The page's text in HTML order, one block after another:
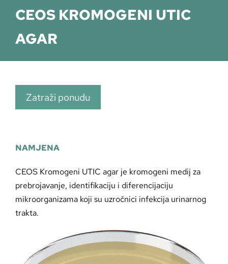
CEOS KROMOGENI UTIC
AGAR
Zatraži ponudu
NAMJENA
CEOS Kromogeni UTIC agar je kromogeni medij za
prebrojavanje, identifikaciju i diferencijaciju
mikroorganizama koji su uzročnici infekcija urinarnog
trakta.